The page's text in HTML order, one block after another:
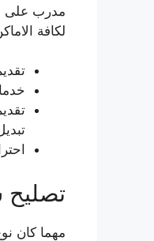
مدرب على
لكافة
تصليح
مهما كان